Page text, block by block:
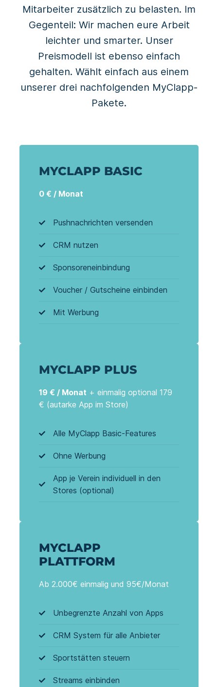
Mitarbeiter zusätzlich zu belasten. Im
Gegenteil: Wir machen eure Arbeit
leichter und smarter. Unser
Preismodell ist ebenso einfach
gehalten. Wählt einfach aus einem
unserer drei nachfolgenden MyClapp-
Pakete.
MYCLAPP BASIC
0 € / Monat
Pushnachrichten versenden
CRM nutzen
Sponsoreneinbindung
Voucher / Gutscheine einbinden
Mit Werbung
MYCLAPP PLUS
19 € / Monat + einmalig optional 179
€ (autarke App im Store)
Alle MyClapp Basic-Features
Ohne Werbung
App je Verein individuell in den
Stores (optional)
MYCLAPP
PLATTFORM
Ab 2.000€ einmalig und 95€/Monat
Unbegrenzte Anzahl von Apps
CRM System für alle Anbieter
Sportstätten steuern
Streams einbinden